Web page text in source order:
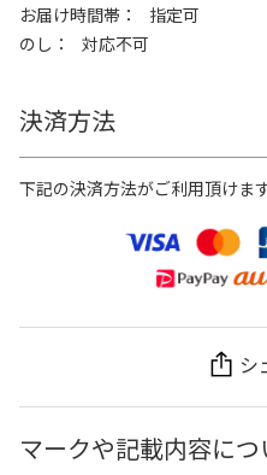
お届け時間帯
指定可
のし
対応不可
決済方法
下記の決済方法がご利用頂けます
シ
マークや記載内容につ